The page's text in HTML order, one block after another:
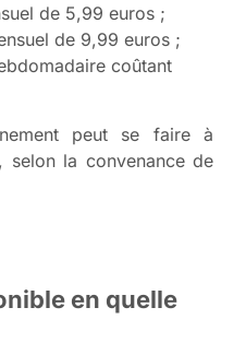
de 5,99 euros ;
de 9,99 euros ;
coûtant
peut se faire à
, selon la convenance de
en quelle